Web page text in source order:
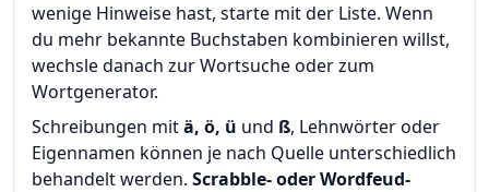
wenige Hinweise hast, starte mit der Liste. Wenn
du mehr bekannte Buchstaben kombinieren willst,
wechsle danach zur Wortsuche oder zum
Wortgenerator.
Schreibungen mitä, ö, ü und ß, Lehnwörter oder
Eigennamen können je nach Quelle unterschiedlich
behandelt werden. Scrabble- oder Wordfeud-